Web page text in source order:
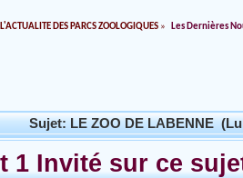
L'ACTUALITE DES PARCS ZOOLOGIQUES » Les Dernières
Sujet: LE ZOO DE LABENNE (Lu
1 Invité sur ce